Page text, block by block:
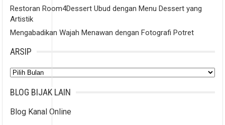
Restoran Room4Dessert Ubud dengan Menu Dessert yang
Artistik
Mengabadikan Wajah Menawan dengan Fotografi Potret
ARSIP
Arsip
BLOG BIJAK LAIN
Blog Kanal Online